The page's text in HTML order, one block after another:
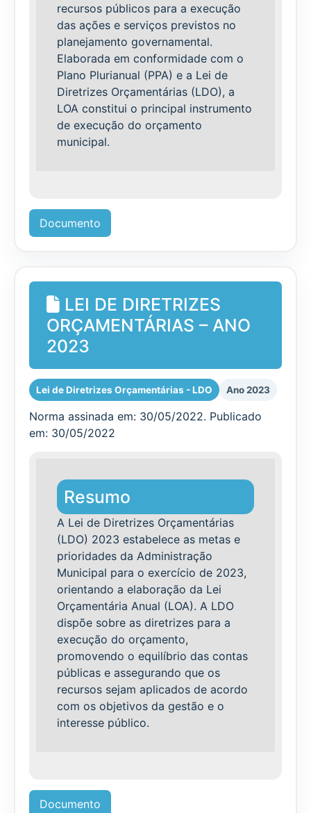
recursos públicos para a execução
das ações e serviços previstos no
planejamento governamental.
Elaborada em conformidade com o
Plano Plurianual (PPA) e a Lei de
Diretrizes Orçamentárias (LDO), a
LOA constitui o principal instrumento
de execução do orçamento
municipal.
Documento
LEI DE DIRETRIZES
ORÇAMENTÁRIAS – ANO
2023
Lei de Diretrizes Orçamentárias - LDO Ano 2023
Norma assinada em: 30/05/2022. Publicado
em: 30/05/2022
Resumo
A Lei de Diretrizes Orçamentárias
(LDO) 2023 estabelece as metas e
prioridades da Administração
Municipal para o exercício de 2023,
orientando a elaboração da Lei
Orçamentária Anual (LOA). A LDO
dispõe sobre as diretrizes para a
execução do orçamento,
promovendo o equilíbrio das contas
públicas e assegurando que os
recursos sejam aplicados de acordo
com os objetivos da gestão e o
interesse público.
Documento